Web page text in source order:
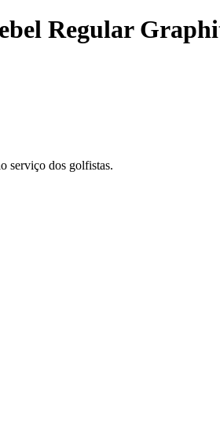
Regular
serviço dos golfistas.